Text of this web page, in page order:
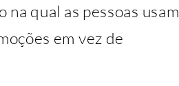
qual as pessoas usam
em vez de